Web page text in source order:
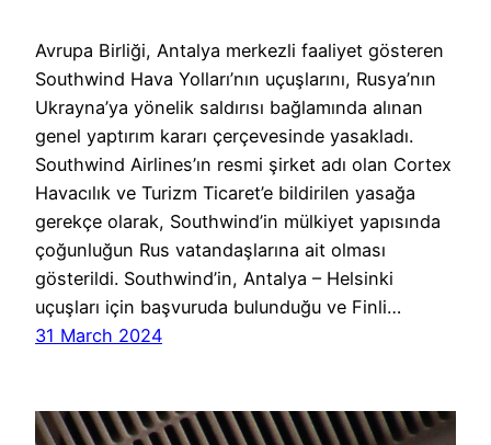
Avrupa Birliği, Antalya merkezli faaliyet gösteren
Southwind Hava Yolları’nın uçuşlarını, Rusya’nın
Ukrayna’ya yönelik saldırısı bağlamında alınan
genel yaptırım kararı çerçevesinde yasakladı.
Southwind Airlines’ın resmi şirket adı olan Cortex
Havacılık ve Turizm Ticaret’e bildirilen yasağa
gerekçe olarak, Southwind’in mülkiyet yapısında
çoğunluğun Rus vatandaşlarına ait olması
gösterildi. Southwind’in, Antalya – Helsinki
uçuşları için başvuruda bulunduğu ve Finli…
31 March 2024